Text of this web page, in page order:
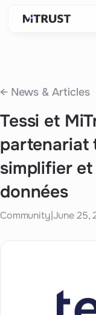
← News & Articles
Tessi et
partenariat
simplifier
données
Community June 25,